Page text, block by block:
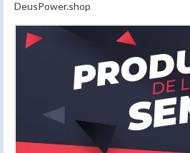
DeusPower.shop